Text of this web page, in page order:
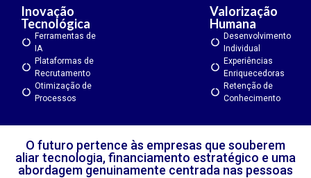
Inovação
Tecnológica
Ferramentas de
IA
Plataformas de
Recrutamento
Otimização de
Processos
Valorização
Humana
Desenvolvimento
Individual
Experiências
Enriquecedoras
Retenção de
Conhecimento
O futuro pertence às empresas que souberem
aliar tecnologia, financiamento estratégico e uma
abordagem genuinamente centrada nas pessoas